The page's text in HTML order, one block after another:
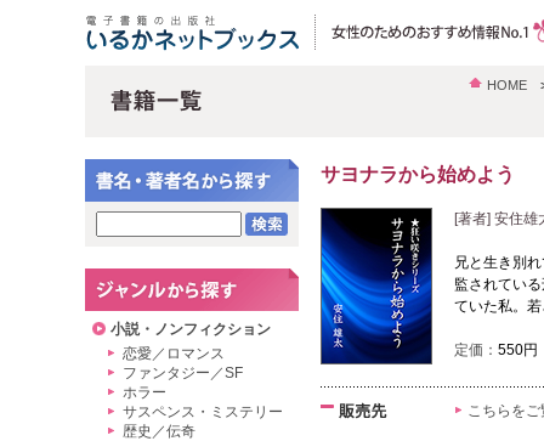
HOME
サヨナラから始めよう
[著者] 安住雄
兄と生き別
監されてい
ていた私。
定価： 550円
こちらを
小説・ノンフィクション
恋愛／ロマンス
ファンタジー／SF
ホラー
サスペンス・ミステリー
歴史／伝奇